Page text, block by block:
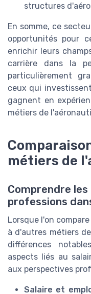
structures
En somme, ce
opportunités pour
enrichir leurs
carrière dans la
particulièrement
ceux qui
gagnent en
métiers de
métiers de
Comprendre
professions
Lorsque l'on
à d'autres métiers
différences
aspects liés au
aux perspectives
Salaire et